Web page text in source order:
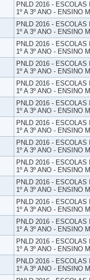
PNLD 2016 -
1º A 3º ANO - ENSINO
PNLD 2016 -
1º A 3º ANO - ENSINO
PNLD 2016 -
1º A 3º ANO - ENSINO
PNLD 2016 -
1º A 3º ANO - ENSINO
PNLD 2016 -
1º A 3º ANO - ENSINO
PNLD 2016 -
1º A 3º ANO - ENSINO
PNLD 2016 -
1º A 3º ANO - ENSINO
PNLD 2016 -
1º A 3º ANO - ENSINO
PNLD 2016 -
1º A 3º ANO - ENSINO
PNLD 2016 -
1º A 3º ANO - ENSINO
PNLD 2016 -
1º A 3º ANO - ENSINO
PNLD 2016 -
1º A 3º ANO - ENSINO
PNLD 2016 -
1º A 3º ANO - ENSINO
PNLD 2016 -
1º A 3º ANO - ENSINO